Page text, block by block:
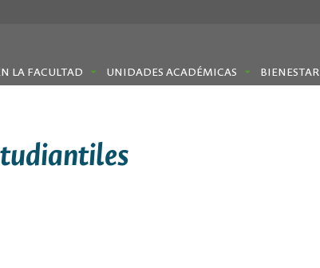
LA FACULTAD UNIDADES ACADÉMICAS BIENESTAR